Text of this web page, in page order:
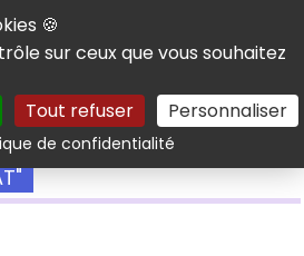
cookies
🍪
sur ceux que vous souhaitez
Tout refuser Personnaliser
de confidentialitéRechercher